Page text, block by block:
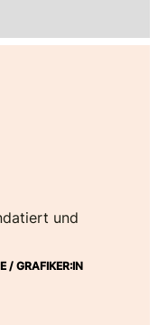
und
/ GRAFIKER:IN